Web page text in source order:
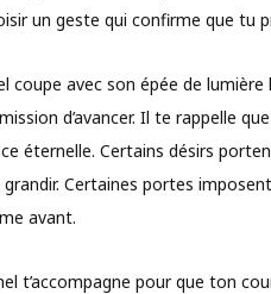
un geste qui confirme que tu
coupe avec son épée de
d’avancer. Il te rappelle
éternelle. Certains désirs
grandir. Certaines portes
avant.
t’accompagne pour que ton